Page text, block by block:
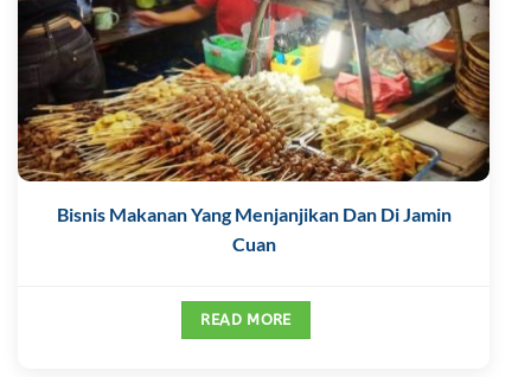
Bisnis Makanan Yang Menjanjikan Dan Di Jamin
Cuan
READ MORE